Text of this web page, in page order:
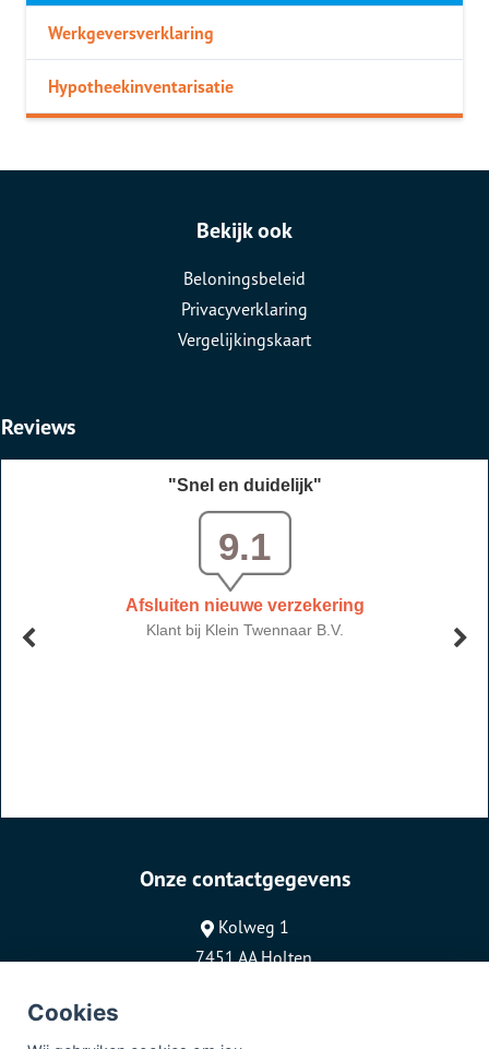
Cookies
Werkgeversverklaring
Hypotheekinventarisatie
Bekijk ook
Beloningsbeleid
Privacyverklaring
Vergelijkingskaart
Reviews
Onze contactgegevens
Kolweg 1
7451 AA Holten